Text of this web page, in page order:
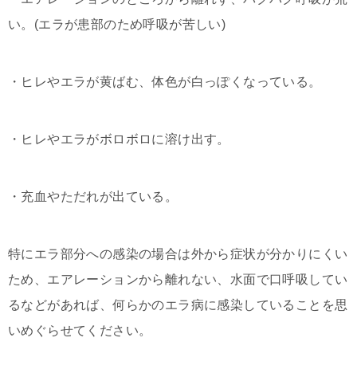
い。(エラが患部のため呼吸が苦しい)
・ヒレやエラが黄ばむ、体色が白っぽくなっている。
・ヒレやエラがボロボロに溶け出す。
・充血やただれが出ている。
特にエラ部分への感染の場合は外から症状が分かりにくい
ため、エアレーションから離れない、水面で口呼吸してい
るなどがあれば、何らかのエラ病に感染していることを思
いめぐらせてください。